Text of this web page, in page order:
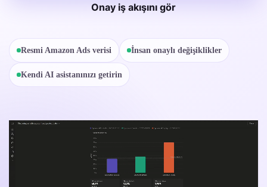
Onay iş akışını gör
Resmi Amazon Ads verisi İnsan onaylı değişiklikler
Kendi AI asistanınızı getirin